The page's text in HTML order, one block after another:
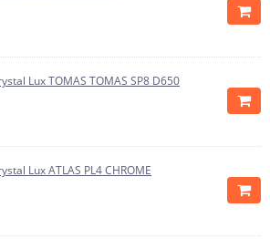
Lux TOMAS TOMAS SP8 D650
Lux ATLAS PL4 CHROME